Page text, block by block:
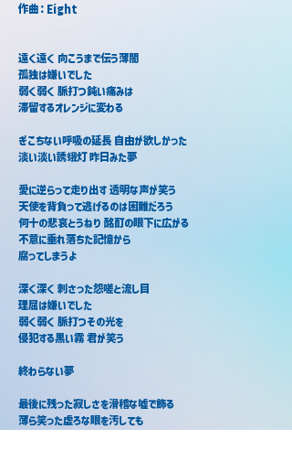
作曲：Eight
遠く遠く 向こうまで伝う薄闇
孤独は嫌いでした
弱く弱く 脈打つ鈍い痛みは
滞留するオレンジに変わる
ぎこちない呼吸の延長 自由が欲しかった
淡い淡い誘蛾灯 昨日みた夢
愛に逆らって走り出す 透明な声が笑う
天使を背負って逃げるのは困難だろう
何十の悲哀とうねり 酩酊の眼下に広がる
不意に垂れ落ちた記憶から
腐ってしまうよ
深く深く 刺さった怨嗟と流し目
理屈は嫌いでした
弱く弱く 脈打つその光を
侵犯する黒い霧 君が笑う
終わらない夢
最後に残った寂しさを滑稽な嘘で飾る
薄ら笑った虚ろな眼を汚しても